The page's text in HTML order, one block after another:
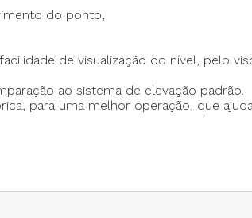
do ponto,
de visualização do nível, pelo
ao sistema de elevação padrão.
para uma melhor operação, que